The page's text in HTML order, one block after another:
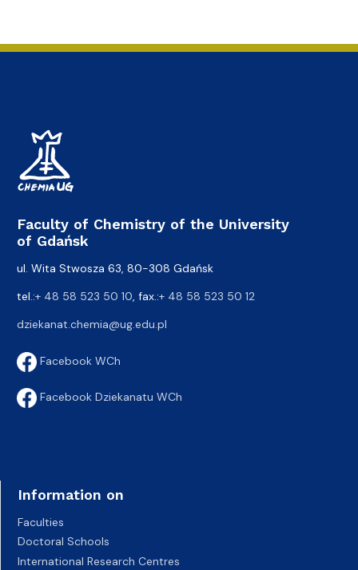
Faculty of Chemistry of the University
of Gdańsk
ul. Wita Stwosza 63, 80-308 Gdańsk
tel.:+ 48 58 523 50 10 , fax.:+ 48 58 523 50 12
dziekanat.chemia@ug.edu.pl
Facebook WCh
Facebook Dziekanatu WCh
Information on
Faculties
Doctoral Schools
International Research Centres